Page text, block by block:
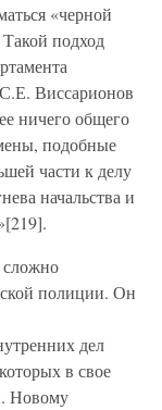
«черной
подход
Виссарионов
ничего общего
подобные
части к делу
начальства и
полиции. Он
дел
в свое
Новому